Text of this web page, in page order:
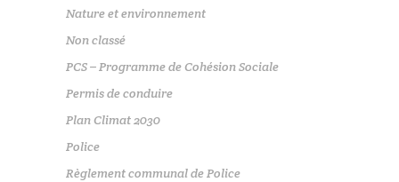
Nature et environnement
Non classé
PCS – Programme de Cohésion Sociale
Permis de conduire
Plan Climat 2030
Police
Règlement communal de Police